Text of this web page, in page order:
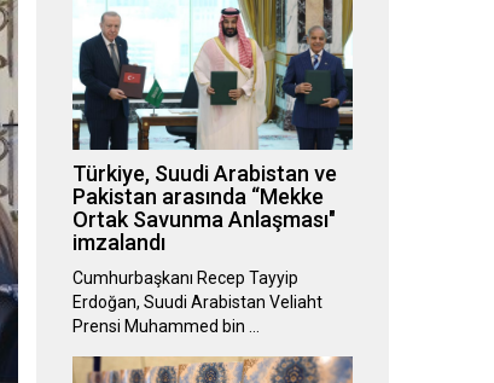
Türkiye, Suudi Arabistan ve
Pakistan arasında “Mekke
Ortak Savunma Anlaşması"
imzalandı
Cumhurbaşkanı Recep Tayyip
Erdoğan, Suudi Arabistan Veliaht
Prensi Muhammed bin …